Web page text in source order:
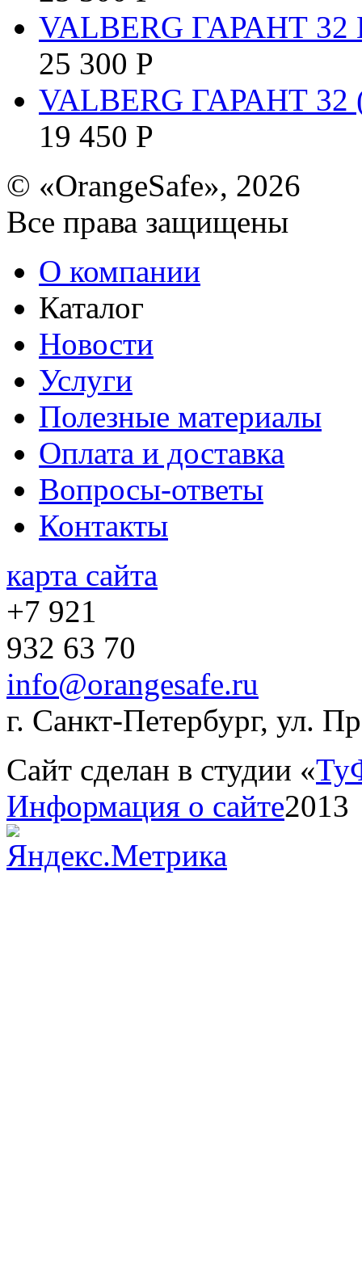
VALBERG ГАРАНТ 32
25 300 Р
VALBERG ГАРАНТ 32
19 450 Р
© «OrangeSafe», 2026
Все права защищены
О компании
Каталог
Новости
Услуги
Полезные материалы
Оплата и доставка
Вопросы-ответы
Контакты
карта сайта
+7 921
932 63 70
info@orangesafe.ru
г. Санкт-Петербург, ул.
Сайт сделан в студии «
Информация о сайте2013